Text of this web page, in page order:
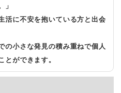
」
活に不安を抱いている方と出会
の小さな発見の積み重ねで個人
とができます。